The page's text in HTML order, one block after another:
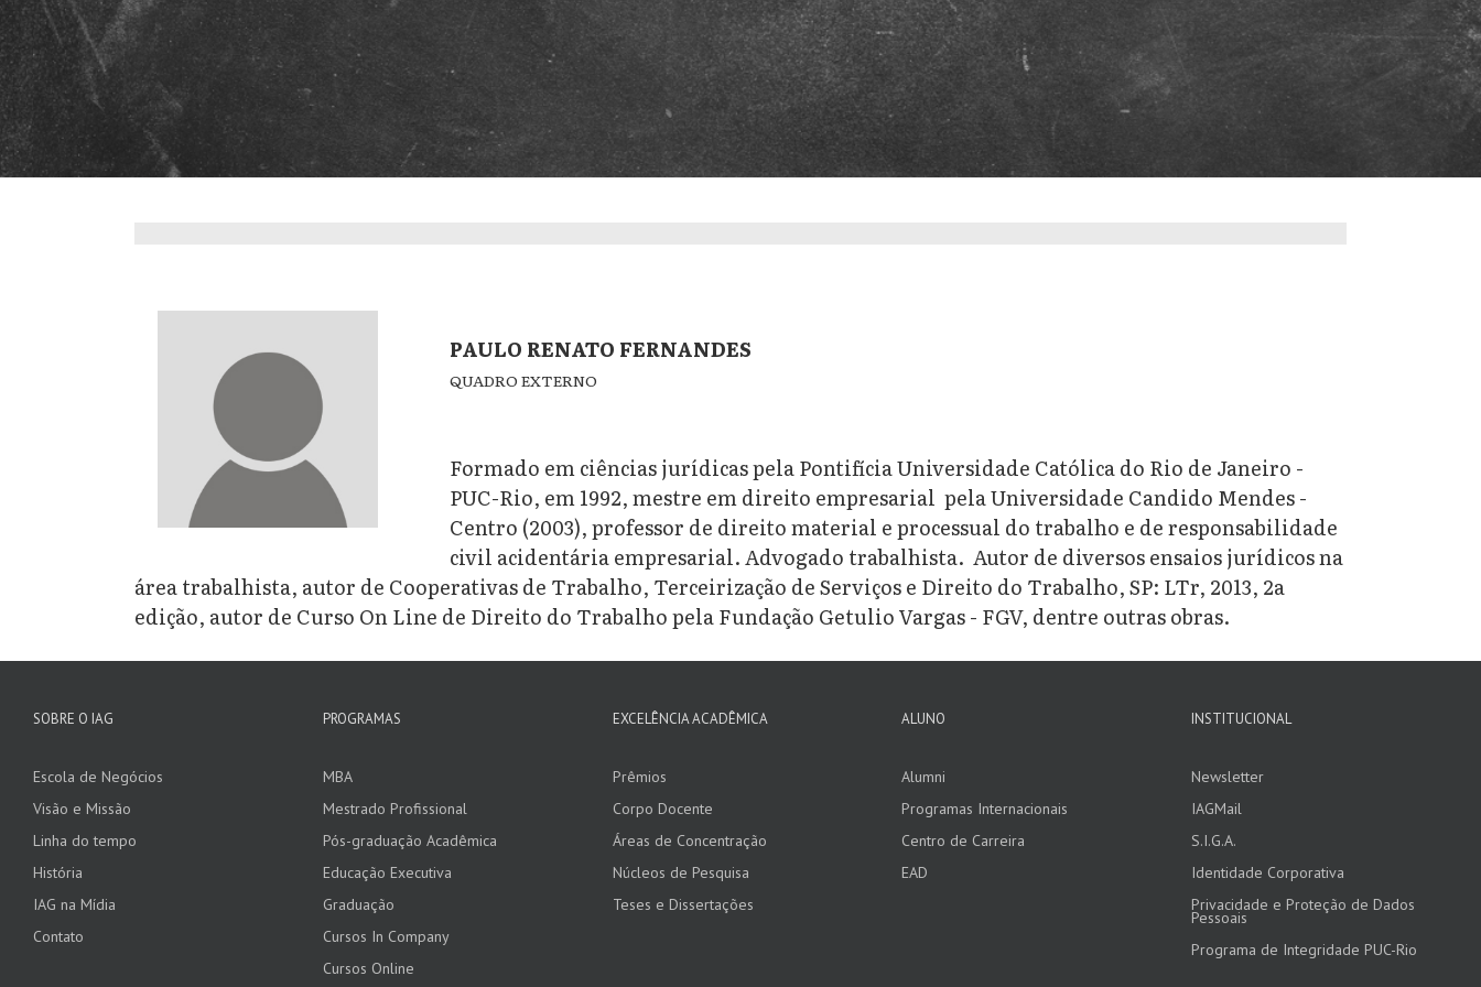
PAULO RENATO FERNANDES
QUADRO EXTERNO
Formado em ciências jurídicas pela Pontifícia Universidade Católica do Rio de Janeiro -
PUC-Rio, em 1992, mestre em direito empresarial pela Universidade Candido Mendes -
Centro (2003), professor de direito material e processual do trabalho e de responsabilidade
civil acidentária empresarial. Advogado trabalhista. Autor de diversos ensaios jurídicos na
área trabalhista, autor de Cooperativas de Trabalho, Terceirização de Serviços e Direito do Trabalho, SP: LTr, 2013, 2a
edição, autor de Curso On Line de Direito do Trabalho pela Fundação Getulio Vargas - FGV, dentre outras obras.
SOBRE O IAG
Escola de Negócios
Visão e Missão
Linha do tempo
História
IAG na Mídia
Contato
PROGRAMAS
MBA
Mestrado Profissional
Pós-graduação Acadêmica
Educação Executiva
Graduação
Cursos In Company
Cursos Online
EXCELÊNCIA ACADÊMICA
Prêmios
Corpo Docente
Áreas de Concentração
Núcleos de Pesquisa
Teses e Dissertações
ALUNO
Alumni
Programas Internacionais
Centro de Carreira
EAD
INSTITUCIONAL
Newsletter
IAGMail
S.I.G.A.
Identidade Corporativa
Privacidade e Proteção de Dados
Pessoais
Programa de Integridade PUC-Rio